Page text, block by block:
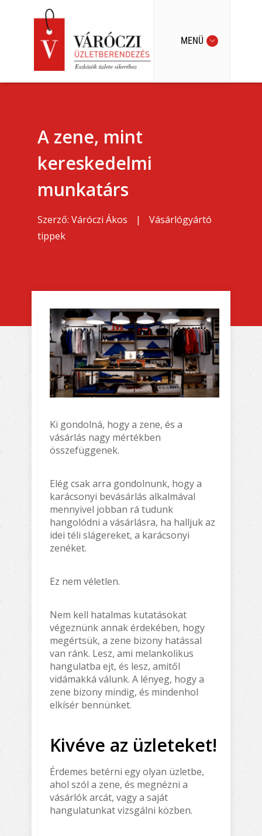
MENÜ
A zene, mint
kereskedelmi
munkatárs
Szerző: Váróczi Ákos |
Vásárlógyártó
tippek
Ki gondolná, hogy a zene, és a
vásárlás nagy mértékben
összefüggenek.
Elég csak arra gondolnunk, hogy a
karácsonyi bevásárlás alkalmával
mennyivel jobban rá tudunk
hangolódni a vásárlásra, ha halljuk az
idei téli slágereket, a karácsonyi
zenéket.
Ez nem véletlen.
Nem kell hatalmas kutatásokat
végeznünk annak érdekében, hogy
megértsük, a zene bizony hatással
van ránk. Lesz, ami melankolikus
hangulatba ejt, és lesz, amitől
vidámakká válunk. A lényeg, hogy a
zene bizony mindig, és mindenhol
elkísér bennünket.
Kivéve az üzleteket!
Érdemes betérni egy olyan üzletbe,
ahol szól a zene, és megnézni a
vásárlók arcát, vagy a saját
hangulatunkat vizsgálni közben.